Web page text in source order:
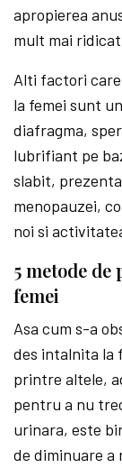
apropierea
mult mai
Alti factori
la femei sunt
diafragma,
lubrifiant pe
slabit,
menopauzei,
noi si
5 metode
femei
Asa cum s-a
des intalnita la
printre altele,
pentru a nu
urinara, este
de diminuare